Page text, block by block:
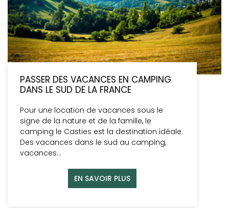
PASSER DES VACANCES EN CAMPING
DANS LE SUD DE LA FRANCE
Pour une location de vacances sous le
signe de la nature et de la famille, le
camping le Casties est la destination idéale.
Des vacances dans le sud au camping,
vacances…
EN SAVOIR PLUS